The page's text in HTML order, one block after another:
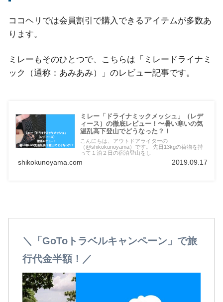
ココヘリでは会員割引で購入できるアイテムが多数あ
ります。
ミレーもそのひとつで、こちらは「ミレードライナミ
ック（通称：あみあみ）」のレビュー記事です。
ミレー「ドライナミックメッシュ」（レデ
ィース）の徹底レビュー！〜暑い寒いの気
温乱高下登山でどうなった？！
こんにちは、アウトドアライターの
（@shikokunoyama）です。 先日13kgの荷物を持
って１泊２日の宿泊登山をし
shikokunoyama.com 2019.09.17
＼「GoToトラベルキャンペーン」で旅
行代金半額！／